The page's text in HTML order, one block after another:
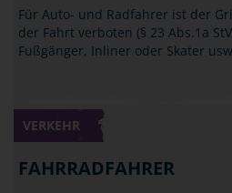
Für Auto- und Radfahrer ist der
der Fahrt verboten (§ 23 Abs.1a
Fußgänger, Inliner oder Skater
VERKEHR
FAHRRADFAHRER